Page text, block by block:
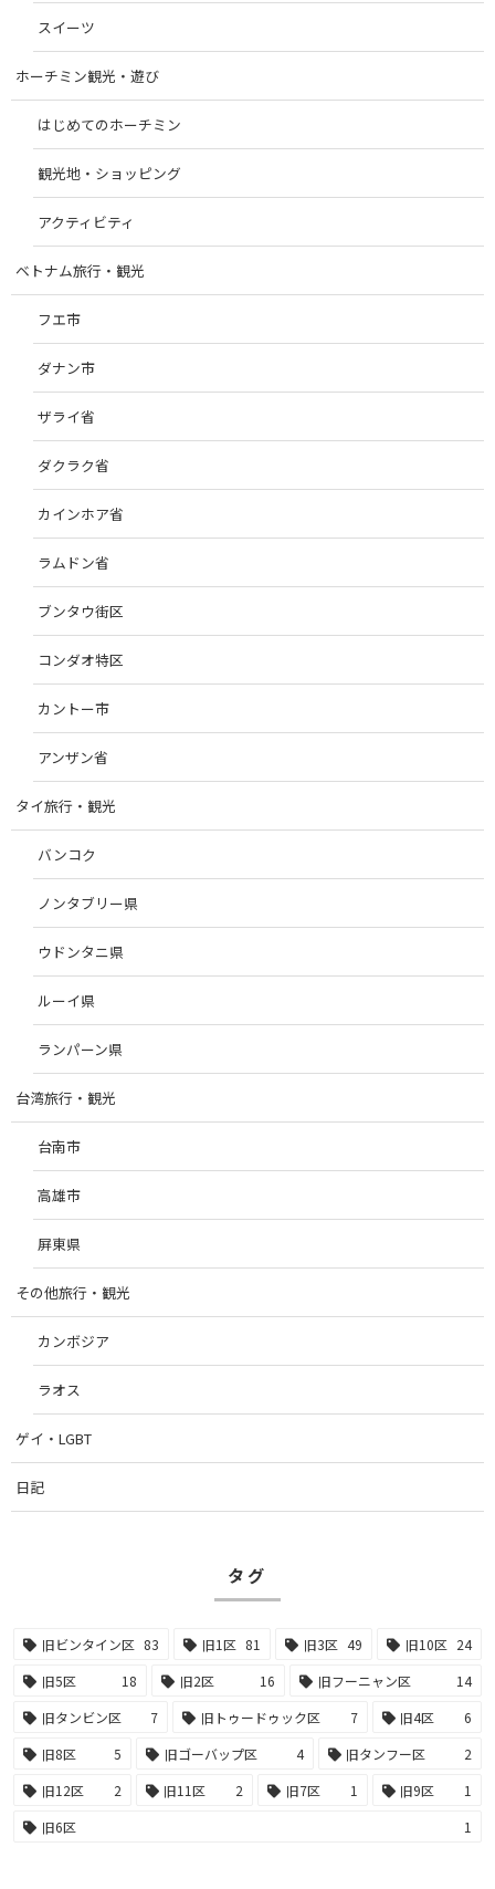
スイーツ
ホーチミン観光・遊び
はじめてのホーチミン
観光地・ショッピング
アクティビティ
ベトナム旅行・観光
フエ市
ダナン市
ザライ省
ダクラク省
カインホア省
ラムドン省
ブンタウ街区
コンダオ特区
カントー市
アンザン省
タイ旅行・観光
バンコク
ノンタブリー県
ウドンタニ県
ルーイ県
ランパーン県
台湾旅行・観光
台南市
高雄市
屏東県
その他旅行・観光
カンボジア
ラオス
ゲイ・LGBT
日記
タグ
旧ビンタイン区 83 旧1区 81 旧3区 49 旧10区 24
旧5区
18 旧2区 16 旧フーニャン区
14
旧タンビン区
7 旧トゥードゥック区 7 旧4区
6
旧8区
5 旧ゴーバップ区 4 旧タンフー区
2
旧12区
2 旧11区 2 旧7区 1 旧9区
1
旧6区
1